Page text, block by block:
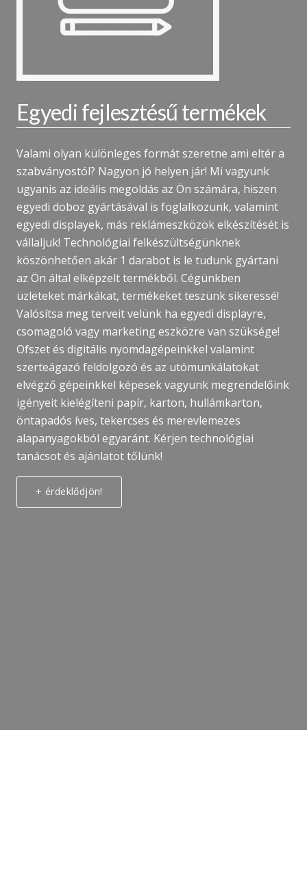
Egyedi fejlesztésű termékek
Valami olyan különleges formát szeretne ami eltér a
szabványostól? Nagyon jó helyen jár! Mi vagyunk
ugyanis az ideális megoldás az Ön számára, hiszen
egyedi doboz gyártásával is foglalkozunk, valamint
egyedi displayek, más reklámeszközök elkészítését is
vállaljuk! Technológiai felkészültségünknek
köszönhetően akár 1 darabot is le tudunk gyártani
az Ön által elképzelt termékből. Cégünkben
üzleteket márkákat, termékeket teszünk sikeressé!
Valósítsa meg terveit velünk ha egyedi displayre,
csomagoló vagy marketing eszközre van szüksége!
Ofszet és digitális nyomdagépeinkkel valamint
szerteágazó feldolgozó és az utómunkálatokat
elvégző gépeinkkel képesek vagyunk megrendelőink
igényeit kielégíteni papír, karton, hullámkarton,
öntapadós íves, tekercses és merevlemezes
alapanyagokból egyaránt. Kérjen technológiai
tanácsot és ajánlatot tőlünk!
+ érdeklődjön!